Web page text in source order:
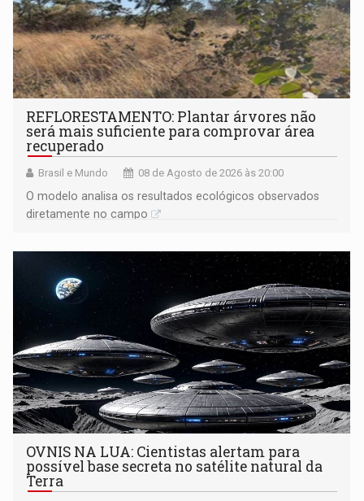
REFLORESTAMENTO: Plantar árvores não
será mais suficiente para comprovar área
recuperado
Brasil e Mundo 08 de Agosto de 2026 às 20:00
O modelo analisa os resultados ecológicos observados
diretamente no campo
OVNIS NA LUA: Cientistas alertam para
possível base secreta no satélite natural da
Terra